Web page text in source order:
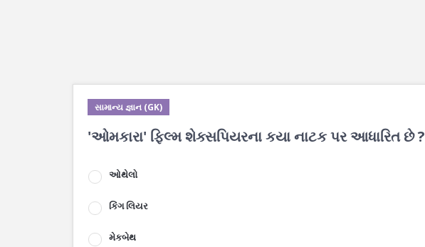
સામાન્ય જ્ઞાન (GK)
'ઓમકારા' ફિલ્મ શેક્સપિયરના કયા નાટક પર આધારિત છે ?
ઓથેલો
કિંગ લિયર
મેકબેથ